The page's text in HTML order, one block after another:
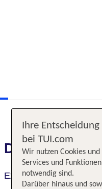
Das erwartet
Exe Budapest Center
Ihre
bei TUI.com
Wir nutzen Cookies
Services und
notwendig sind.
Darüber hinaus und